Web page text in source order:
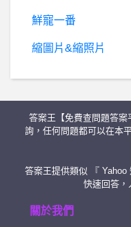
漫畫
急~~
鮮寵一番
縮圖片&縮照片
答案王【免費查問題答
詢，任何問題都可以在本
答案王提供類似 『 Yahoo
快速回答，
關於我們